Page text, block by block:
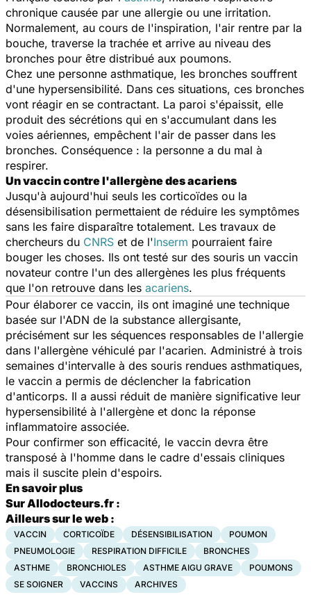
chronique causée par une allergie ou une irritation.
Normalement, au cours de l'inspiration, l'air rentre par la
bouche, traverse la trachée et arrive au niveau des
bronches pour être distribué aux poumons.
Chez une personne asthmatique, les bronches souffrent
d'une hypersensibilité. Dans ces situations, ces bronches
vont réagir en se contractant. La paroi s'épaissit, elle
produit des sécrétions qui en s'accumulant dans les
voies aériennes, empêchent l'air de passer dans les
bronches. Conséquence : la personne a du mal à
respirer.
Un vaccin contre l'allergène des acariens
Jusqu'à aujourd'hui seuls les corticoïdes ou la
désensibilisation permettaient de réduire les symptômes
sans les faire disparaître totalement. Les travaux de
chercheurs du CNRS et de l'Inserm pourraient faire
bouger les choses. Ils ont testé sur des souris un vaccin
novateur contre l'un des allergènes les plus fréquents
que l'on retrouve dans les acariens.
Pour élaborer ce vaccin, ils ont imaginé une technique
basée sur l'ADN de la substance allergisante,
précisément sur les séquences responsables de l'allergie
dans l'allergène véhiculé par l'acarien. Administré à trois
semaines d'intervalle à des souris rendues asthmatiques,
le vaccin a permis de déclencher la fabrication
d'anticorps. Il a aussi réduit de manière significative leur
hypersensibilité à l'allergène et donc la réponse
inflammatoire associée.
Pour confirmer son efficacité, le vaccin devra être
transposé à l'homme dans le cadre d'essais cliniques
mais il suscite plein d'espoirs.
En savoir plus
Sur Allodocteurs.fr :
Ailleurs sur le web :
VACCIN CORTICOÏDE DÉSENSIBILISATION
POUMON
PNEUMOLOGIE
RESPIRATION DIFFICILE
BRONCHES
ASTHME
BRONCHIOLES ASTHME AIGU GRAVE
POUMONS
SE SOIGNER
VACCINS ARCHIVES